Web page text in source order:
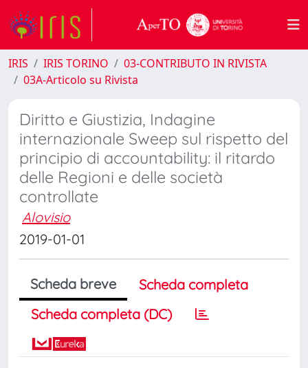
IRIS IRIS TORINO
03-CONTRIBUTO IN RIVISTA
03A-Articolo su Rivista
Diritto e Giustizia, Indagine
internazionale Sweep sul rispetto del
principio di accountability: il ritardo
delle Regioni e delle società
controllate
Alovisio
2019-01-01
Scheda breve
Scheda completa
Scheda completa (DC)